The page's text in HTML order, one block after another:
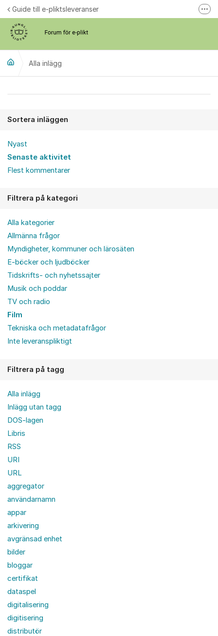
Hoppa till innehåll
Guide till e-pliktsleveranser
Alla inlägg
Sortera inläggen
Nyast
Senaste aktivitet
Flest kommentarer
Filtrera på kategori
Alla kategorier
Allmänna frågor
Myndigheter, kommuner och lärosäten
E-böcker och ljudböcker
Tidskrifts- och nyhetssajter
Musik och poddar
TV och radio
Film
Tekniska och metadatafrågor
Inte leveranspliktigt
Filtrera på tagg
Alla inlägg
Inlägg utan tagg
DOS-lagen
Libris
RSS
URI
URL
aggregator
användarnamn
appar
arkivering
avgränsad enhet
bilder
bloggar
certifikat
dataspel
digitalisering
digitisering
distributör